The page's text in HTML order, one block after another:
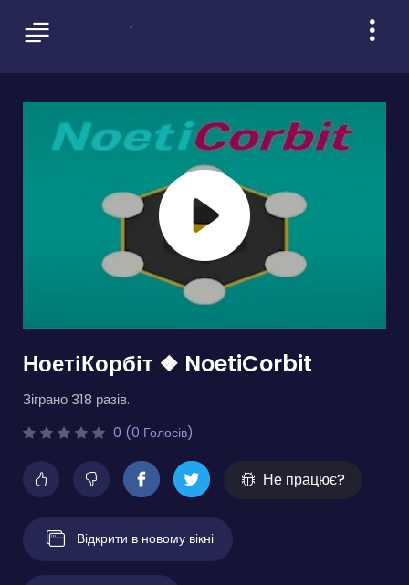
НоетіКорбіт ❖ NoetiCorbit
Зіграно 318 разів.
0 (0 Голосів)
Не працює?
Відкрити в новому вікні